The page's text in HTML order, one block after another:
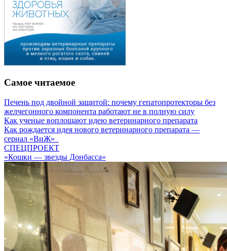
Самое читаемое
Печень под двойной защитой: почему гепатопротекторы без
желчегонного компонента работают не в полную силу
Как ученые воплощают идею ветеринарного препарата
Как рождается идея нового ветеринарного препарата —
сериал «ВиЖ»
СПЕЦПРОЕКТ
«Кошки — звезды Донбасса»